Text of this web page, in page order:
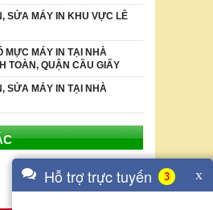
SỬA MÁY IN KHU VỰC LÊ
MỰC MÁY IN TẠI NHÀ
TOÀN, QUẬN CẦU GIẤY
SỬA MÁY IN TẠI NHÀ
Hỗ trợ trực tuyến 4 x